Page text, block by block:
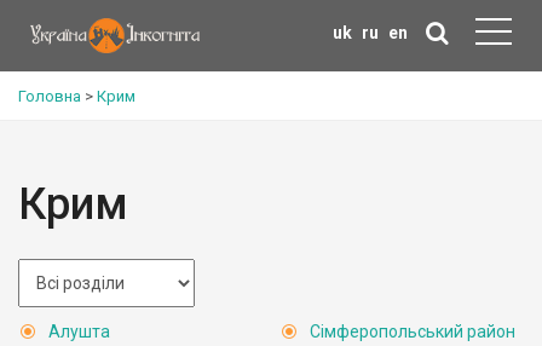
uk ru en
Головна > Крим
Крим
Алушта
Сімферопольський район